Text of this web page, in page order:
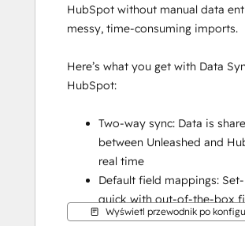
HubSpot without manual data
messy, time-consuming imports.
Here’s what you get with Data
HubSpot:
Two-way sync: Data is
between Unleashed and
real time
Default field mappings:
quick with out-of-the-box
mappings already created
Wyświetl przewodnik po